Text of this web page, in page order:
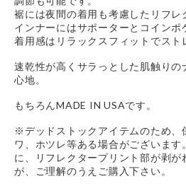
裾には夜間の着用も考慮したリフレ
インナーにはサポーターとコインポ
着用感はリラックスフィットでスト
速乾性が高くサラっとした肌触りの
心地。
もちろんMADE IN USAです。
※デッドストックアイテムのため、
ワ、ホツレ等ある場合がございます
に、リフレクタープリント部が剥が
が、ご理解のうえご購入下さい。